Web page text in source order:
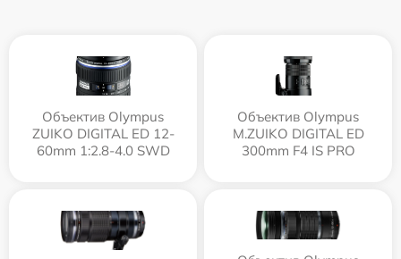
Объектив Olympus
ZUIKO DIGITAL ED 12-
60mm 1:2.8-4.0 SWD
Объектив Olympus
M.ZUIKO DIGITAL ED
300mm F4 IS PRO